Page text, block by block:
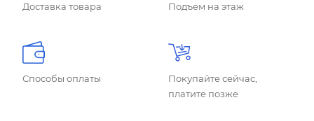
Доставка товара Подъем на этаж
Способы оплаты
Покупайте сейчас,
платите позже